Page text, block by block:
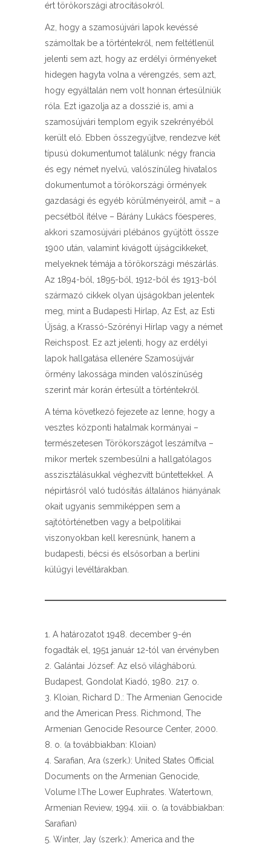
ért törökországi atrocitásokról.
Az, hogy a szamosújvári lapok kevéssé
számoltak be a történtekről, nem feltétlenül
jelenti sem azt, hogy az erdélyi örményeket
hidegen hagyta volna a vérengzés, sem azt,
hogy egyáltalán nem volt honnan értesülniük
róla. Ezt igazolja az a dosszié is, ami a
szamosújvári templom egyik szekrényéből
került elő. Ebben összegyűjtve, rendezve két
típusú dokumentumot találunk: négy francia
és egy német nyelvű, valószínűleg hivatalos
dokumentumot a törökországi örmények
gazdasági és egyéb körülményeiről, amit – a
pecsétből ítélve – Bárány Lukács főesperes,
akkori szamosújvári plébános gyűjtött össze
1900 után, valamint kivágott újságcikkeket,
melyeknek témája a törökországi mészárlás.
Az 1894-ből, 1895-ből, 1912-ből és 1913-ból
származó cikkek olyan újságokban jelentek
meg, mint a Budapesti Hírlap, Az Est, az Esti
Újság, a Krassó-Szörényi Hírlap vagy a német
Reichspost. Ez azt jelenti, hogy az erdélyi
lapok hallgatása ellenére Szamosújvár
örmény lakossága minden valószínűség
szerint már korán értesült a történtekről.
A téma következő fejezete az lenne, hogy a
vesztes központi hatalmak kormányai –
természetesen Törökországot leszámítva –
mikor mertek szembesülni a hallgatólagos
asszisztálásukkal véghezvitt bűntettekkel. A
népirtásról való tudósítás általános hiányának
okait ugyanis semmiképpen sem a
sajtótörténetben vagy a belpolitikai
viszonyokban kell keresnünk, hanem a
budapesti, bécsi és elsősorban a berlini
külügyi levéltárakban.
A határozatot 1948. december 9-én
fogadták el, 1951 január 12-tól van érvényben
Galántai József: Az első világháború.
Budapest, Gondolat Kiadó, 1980. 217. o.
Kloian, Richard D.: The Armenian Genocide
and the American Press. Richmond, The
Armenian Genocide Resource Center, 2000.
8. o. (a továbbiakban: Kloian)
Sarafian, Ara (szerk.): United States Official
Documents on the Armenian Genocide,
Volume I:The Lower Euphrates. Watertown,
Armenian Review, 1994. xiii. o. (a továbbiakban:
Sarafian)
Winter, Jay (szerk.): America and the